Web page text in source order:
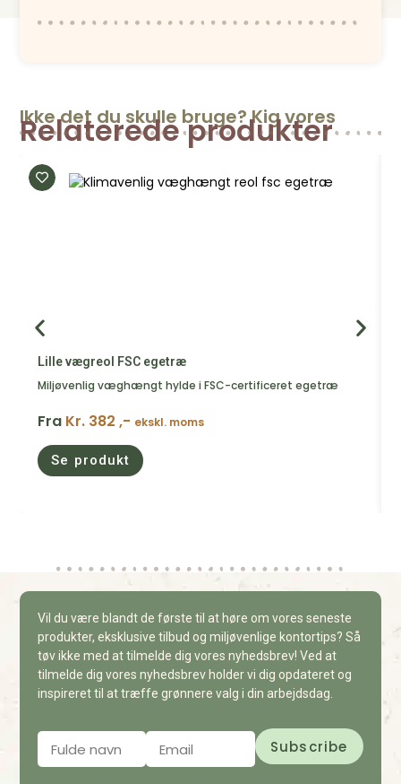
Ikke det du skulle bruge? Kig vores
Relaterede produkter
Lille vægreol FSC egetræ
Miljøvenlig væghængt hylde i FSC-certificeret egetræ
Fra Kr. 382 ,- ekskl. moms
Se produkt
Vil du være blandt de første til at høre om vores seneste
produkter, eksklusive tilbud og miljøvenlige kontortips? Så
tøv ikke med at tilmelde dig vores nyhedsbrev! Ved at
tilmelde dig vores nyhedsbrev holder vi dig opdateret og
inspireret til at træffe grønnere valg i din arbejdsdag.